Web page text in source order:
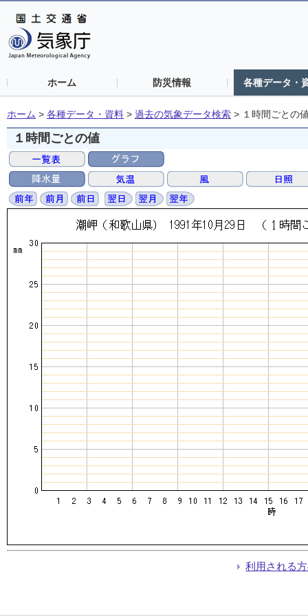
ホーム 防災情報 各種データ・
ホーム > 各種データ・資料 > 過去の気象データ検索 > １時間ごとの
１時間ごとの値
利用される